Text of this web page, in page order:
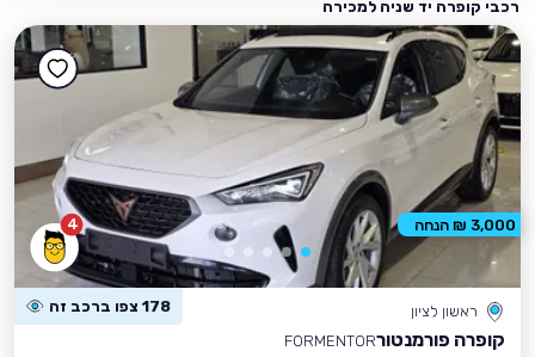
רכבי קופרה יד שניה למכירה
4
ראשון לציון 178 צפו ברכב זה
קופרה פורמנטורFORMENTOR
3,000 ₪ הנחה